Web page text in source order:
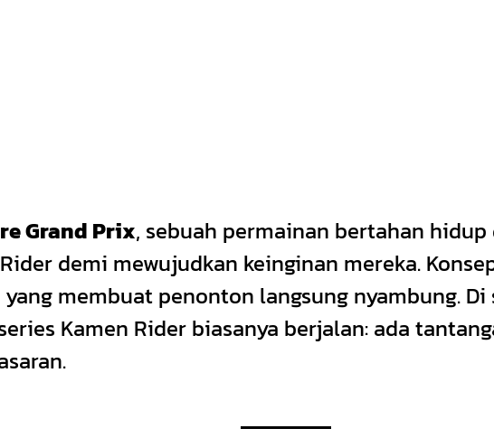
Grand Prix, sebuah permainan bertahan
demi mewujudkan keinginan mereka.
yang membuat penonton langsung nyambung.
Kamen Rider biasanya berjalan: ada